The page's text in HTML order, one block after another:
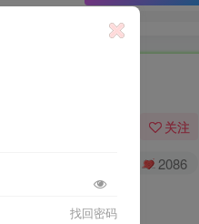
关注
2086
的完整版本源码！
找回密码